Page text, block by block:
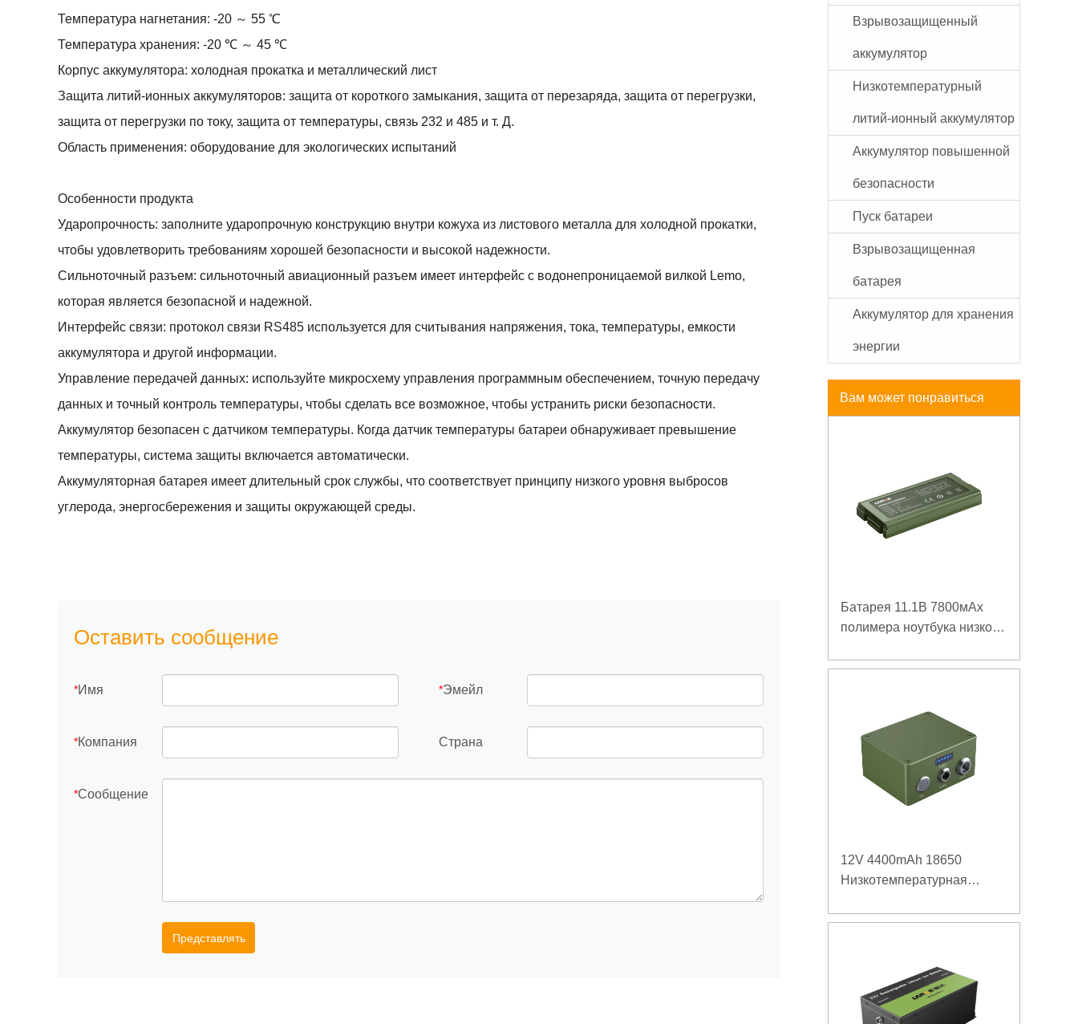
Температура нагнетания: -20 ～ 55 ℃
Температура хранения: -20 ℃ ～ 45 ℃
Корпус аккумулятора: холодная прокатка и металлический лист
Защита литий-ионных аккумуляторов: защита от короткого замыкания, защита от перезаряда, защита от перегрузки,
защита от перегрузки по току, защита от температуры, связь 232 и 485 и т. Д.
Область применения: оборудование для экологических испытаний
Особенности продукта
Ударопрочность: заполните ударопрочную конструкцию внутри кожуха из листового металла для холодной прокатки,
чтобы удовлетворить требованиям хорошей безопасности и высокой надежности.
Сильноточный разъем: сильноточный авиационный разъем имеет интерфейс с водонепроницаемой вилкой Lemo,
которая является безопасной и надежной.
Интерфейс связи: протокол связи RS485 используется для считывания напряжения, тока, температуры, емкости
аккумулятора и другой информации.
Управление передачей данных: используйте микросхему управления программным обеспечением, точную передачу
данных и точный контроль температуры, чтобы сделать все возможное, чтобы устранить риски безопасности.
Аккумулятор безопасен с датчиком температуры. Когда датчик температуры батареи обнаруживает превышение
температуры, система защиты включается автоматически.
Аккумуляторная батарея имеет длительный срок службы, что соответствует принципу низкого уровня выбросов
углерода, энергосбережения и защиты окружающей среды.
Оставить сообщение
*Имя *Эмейл
*Компания Страна
*Сообщение
Представлять
Взрывозащищенный
аккумулятор
Низкотемпературный
литий-ионный аккумулятор
Аккумулятор повышенной
безопасности
Пуск батареи
Взрывозащищенная
батарея
Аккумулятор для хранения
энергии
Вам может понравиться
Батарея 11.1В 7800мАх
полимера ноутбука низкой
плотности энергии
12V 4400mAh 18650
Низкотемпературная
усиленного источника